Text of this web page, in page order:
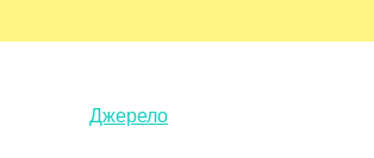
Джерело